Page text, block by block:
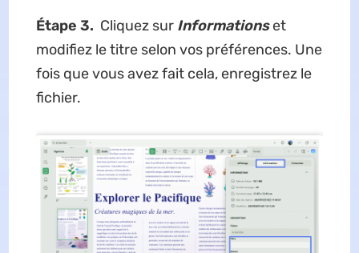
Étape 3. Cliquez sur Informationset
modifiez le titre selon vos préférences. Une
fois que vous avez fait cela, enregistrez le
fichier.